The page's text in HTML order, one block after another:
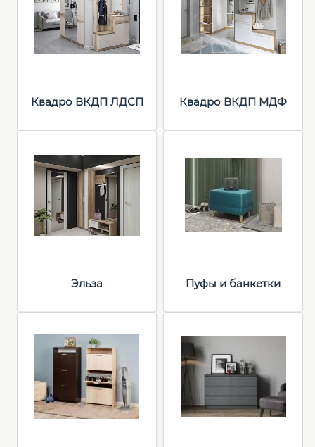
Квадро ВКДП ЛДСП Квадро ВКДП МДФ
Эльза Пуфы и банкетки